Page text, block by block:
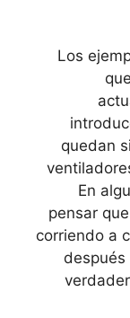
Los
quedan
En
pensar
corriendo a
después